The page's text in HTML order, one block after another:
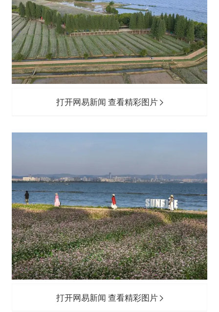
打开网易新闻 查看精彩图片
打开网易新闻 查看精彩图片